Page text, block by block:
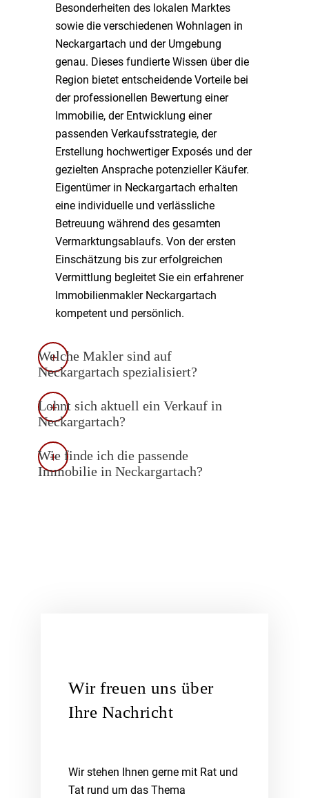
Besonderheiten des lokalen Marktes
sowie die verschiedenen Wohnlagen in
Neckargartach und der Umgebung
genau. Dieses fundierte Wissen über die
Region bietet entscheidende Vorteile bei
der professionellen Bewertung einer
Immobilie, der Entwicklung einer
passenden Verkaufsstrategie, der
Erstellung hochwertiger Exposés und der
gezielten Ansprache potenzieller Käufer.
Eigentümer in Neckargartach erhalten
eine individuelle und verlässliche
Betreuung während des gesamten
Vermarktungsablaufs. Von der ersten
Einschätzung bis zur erfolgreichen
Vermittlung begleitet Sie ein erfahrener
Immobilienmakler Neckargartach
kompetent und persönlich.
Welche Makler sind auf
Neckargartach spezialisiert?
Lohnt sich aktuell ein Verkauf in
Neckargartach?
Wie finde ich die passende
Immobilie in Neckargartach?
Wir freuen uns über
Ihre Nachricht
Wir stehen Ihnen gerne mit Rat und
Tat rund um das Thema